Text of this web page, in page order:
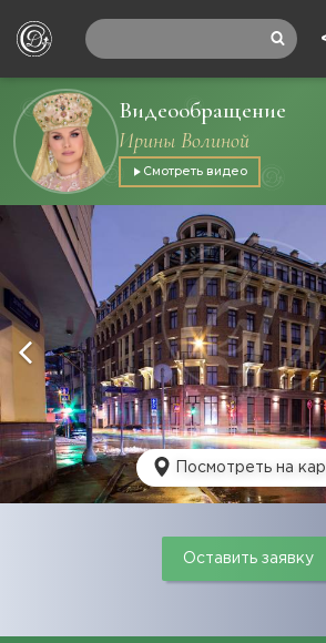
Видеообращение
Ирины Волиной
Смотреть видео
Посмотреть на
Оставить заявку